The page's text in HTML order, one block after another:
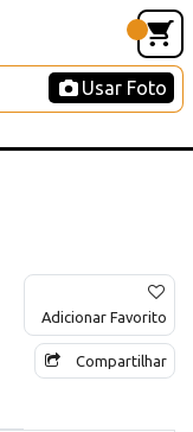
Usar Foto
Adicionar Favorito
Compartilhar